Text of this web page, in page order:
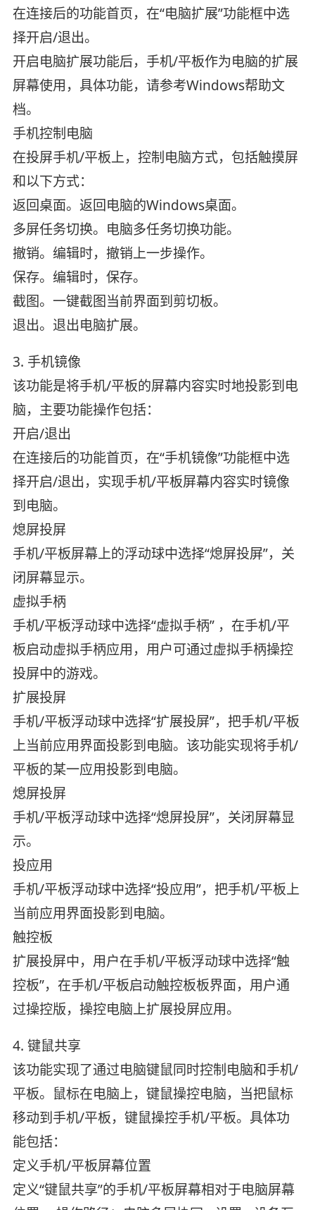
在连接后的功能首页，在“电脑扩展”功能框中选
择开启/退出。
开启电脑扩展功能后，手机/平板作为电脑的扩展
屏幕使用，具体功能，请参考Windows帮助文
档。
手机控制电脑
在投屏手机/平板上，控制电脑方式，包括触摸屏
和以下方式：
返回桌面。返回电脑的Windows桌面。
多屏任务切换。电脑多任务切换功能。
撤销。编辑时，撤销上一步操作。
保存。编辑时，保存。
截图。一键截图当前界面到剪切板。
退出。退出电脑扩展。
3. 手机镜像
该功能是将手机/平板的屏幕内容实时地投影到电
脑，主要功能操作包括：
开启/退出
在连接后的功能首页，在“手机镜像”功能框中选
择开启/退出，实现手机/平板屏幕内容实时镜像
到电脑。
熄屏投屏
手机/平板屏幕上的浮动球中选择“熄屏投屏”，关
闭屏幕显示。
虚拟手柄
手机/平板浮动球中选择“虚拟手柄” ，在手机/平
板启动虚拟手柄应用，用户可通过虚拟手柄操控
投屏中的游戏。
扩展投屏
手机/平板浮动球中选择“扩展投屏”，把手机/平板
上当前应用界面投影到电脑。该功能实现将手机/
平板的某一应用投影到电脑。
熄屏投屏
手机/平板浮动球中选择“熄屏投屏”，关闭屏幕显
示。
投应用
手机/平板浮动球中选择“投应用”，把手机/平板上
当前应用界面投影到电脑。
触控板
扩展投屏中，用户在手机/平板浮动球中选择“触
控板”，在手机/平板启动触控板板界面，用户通
过操控版，操控电脑上扩展投屏应用。
4. 键鼠共享
该功能实现了通过电脑键鼠同时控制电脑和手机/
平板。鼠标在电脑上，键鼠操控电脑，当把鼠标
移动到手机/平板，键鼠操控手机/平板。具体功
能包括：
定义手机/平板屏幕位置
定义“键鼠共享”的手机/平板屏幕相对于电脑屏幕